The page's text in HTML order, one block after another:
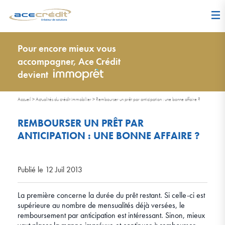
Pour encore mieux vous
accompagner, Ace Crédit
devient
Accueil >Actualités du crédit immobilier> Rembourser un prêt par anticipation : une bonne affaire ?
REMBOURSER UN PRÊT PAR
ANTICIPATION : UNE BONNE AFFAIRE ?
Publié le 12 Juil 2013
La première concerne la durée du prêt restant. Si celle-ci est
supérieure au nombre de mensualités déjà versées, le
remboursement par anticipation est intéressant. Sinon, mieux